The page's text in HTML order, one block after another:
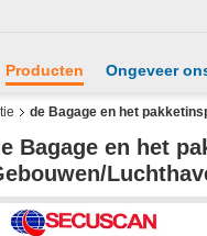
Producten Ongeveer
de Bagage en het
Bagage en het